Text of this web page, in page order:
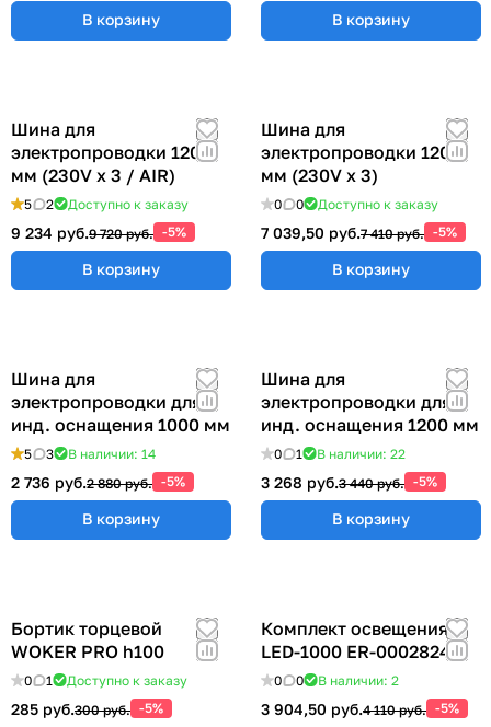
В корзину В корзину
Шина для
электропроводки 1200
мм (230V x 3 / AIR)
5 2 Доступно к заказу
9 234 руб.9 720 руб. -5%
В корзину
Шина для
электропроводки 1200
мм (230V x 3)
0 0 Доступно к заказу
7 039,50 руб.7 410 руб. -5%
В корзину
Шина для
электропроводки для
инд. оснащения 1000 мм
5 3 В наличии: 14
2 736 руб.2 880 руб. -5%
В корзину
Шина для
электропроводки для
инд. оснащения 1200 мм
0 1 В наличии: 22
3 268 руб.3 440 руб. -5%
В корзину
Бортик торцевой
WOKER PRO h100
0 1 Доступно к заказу
285 руб.300 руб. -5%
Комплект освещения
LED-1000 ER-00028248
0 0 В наличии: 2
3 904,50 руб.4 110 руб. -5%